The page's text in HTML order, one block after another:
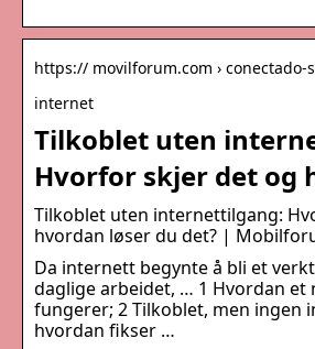
https:// movilforum.com › conectado-
internet
Tilkoblet uten
Hvorfor skjer det og
Tilkoblet uten internettilgang:
hvordan løser du det? |
Da internett begynte å bli et
daglige arbeidet, … 1 Hvordan et
fungerer; 2 Tilkoblet, men ingen
hvordan fikser …